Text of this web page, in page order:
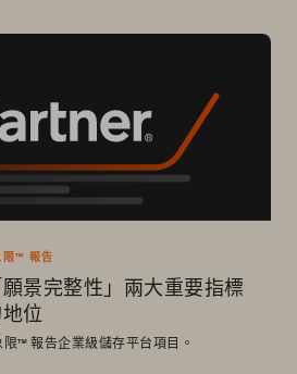
限™ 報告
願景完整性」兩大重要指標
位
限™ 報告企業級儲存平台項目。